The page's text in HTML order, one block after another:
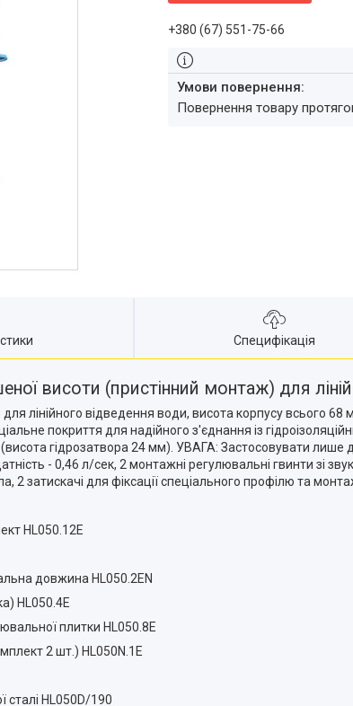
+380 (67) 551-75-66
повернення товару
Специфікація
висоти (пристінний монтаж) для
лінійного відведення води, висота корпусу всього 68
покриття для надійного з'єднання із
гідрозатвора 24 мм). УВАГА: Застосовувати лише
- 0,46 л/сек, 2 монтажні регулювальні гвинти зі
2 затискачі для фіксації спеціального профілю та
HL050.12E
довжина HL050.2EN
HL050.4E
плитки HL050.8E
2 шт.) HL050N.1E
сталі HL050D/190